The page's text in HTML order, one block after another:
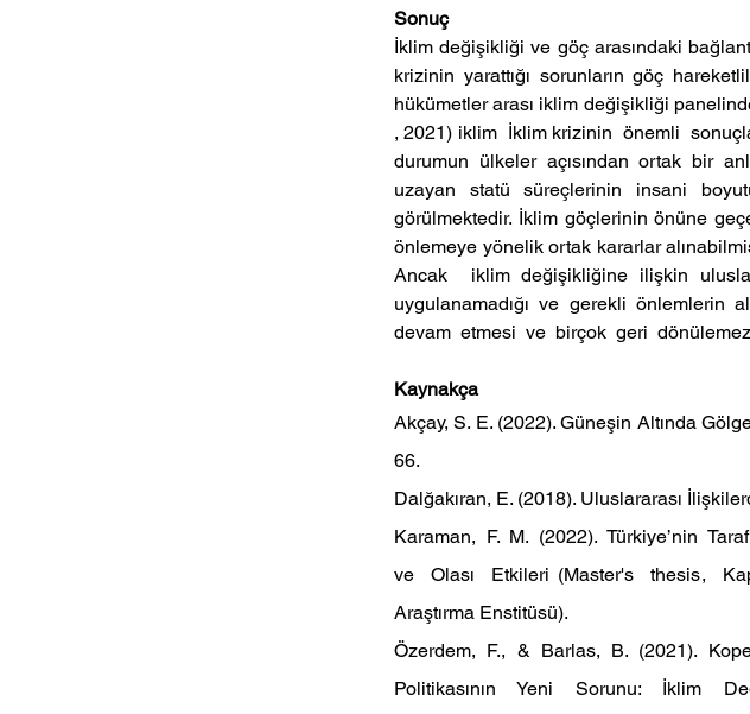
Sonuç
İklim değişikliği ve göç arasındaki
krizinin yarattığı sorunların göç
hükümetler arası iklim değişikliği
, 2021) iklim  İklim krizinin  önemli
durumun  ülkeler  açısından  ortak  bir
uzayan statü süreçlerinin insani
görülmektedir. İklim göçlerinin önüne
önlemeye yönelik ortak kararlar
Ancak  iklim değişikliğine ilişkin
uygulanamadığı  ve  gerekli  önlemlerin
devam  etmesi  ve  birçok  geri
Kaynakça
Akçay, S. E. (2022). Güneşin Altında
66.
Dalğakıran, E. (2018). Uluslararası
Karaman,  F.  M.  (2022).  Türkiye’nin
ve  Olası  Etkileri (Master's  thesis,
Araştırma Enstitüsü).
Özerdem,  F.,  &  Barlas,  B.  (2021).
Politikasının  Yeni  Sorunu:  İklim